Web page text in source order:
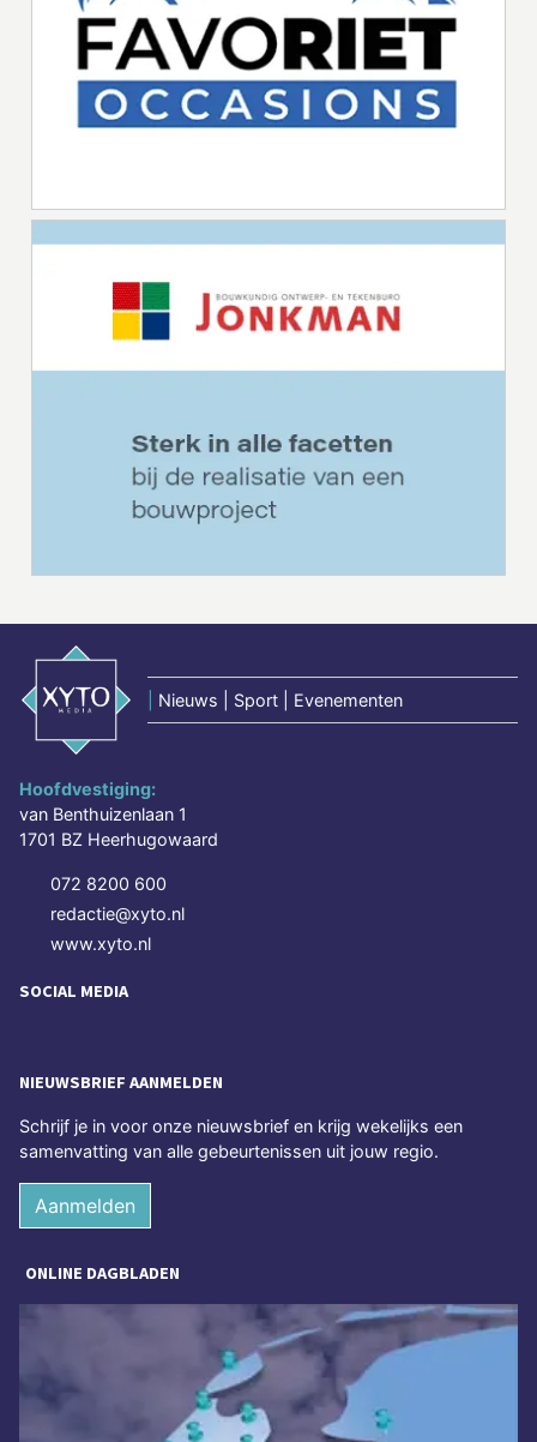
Nieuws | Sport | Evenementen
Hoofdvestiging:
van Benthuizenlaan 1
1701 BZ Heerhugowaard
072 8200 600
redactie@xyto.nl
www.xyto.nl
SOCIAL MEDIA
NIEUWSBRIEF AANMELDEN
Schrijf je in voor onze nieuwsbrief en krijg wekelijks een
samenvatting van alle gebeurtenissen uit jouw regio.
Aanmelden
ONLINE DAGBLADEN